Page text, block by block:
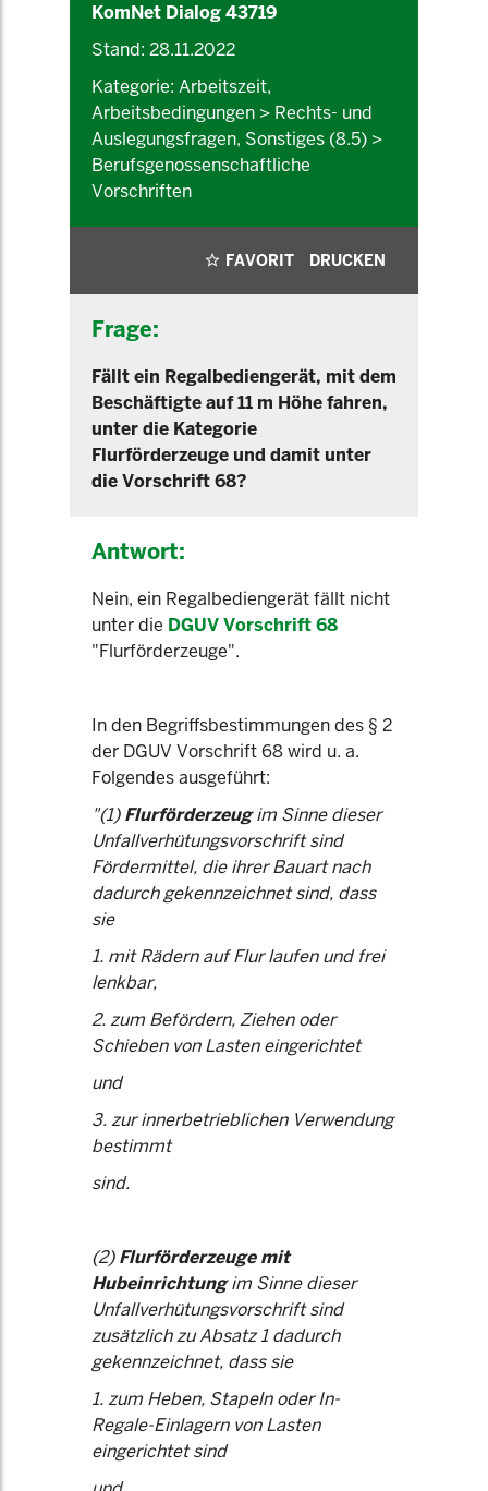
KomNet Dialog 43719
Stand: 28.11.2022
Kategorie: Arbeitszeit,
Arbeitsbedingungen > Rechts- und
Auslegungsfragen, Sonstiges (8.5) >
Berufsgenossenschaftliche
Vorschriften
FAVORIT DRUCKEN
Frage:
Fällt ein Regalbediengerät, mit dem
Beschäftigte auf 11 m Höhe fahren,
unter die Kategorie
Flurförderzeuge und damit unter
die Vorschrift 68?
Antwort:
Nein, ein Regalbediengerät fällt nicht
unter die DGUV Vorschrift 68
"Flurförderzeuge".
In den Begriffsbestimmungen des § 2
der DGUV Vorschrift 68 wird u. a.
Folgendes ausgeführt:
"(1)Flurförderzeugim Sinne dieser
Unfallverhütungsvorschrift sind
Fördermittel, die ihrer Bauart nach
dadurch gekennzeichnet sind, dass
sie
1. mit Rädern auf Flur laufen und frei
lenkbar,
2. zum Befördern, Ziehen oder
Schieben von Lasten eingerichtet
und
3. zur innerbetrieblichen Verwendung
bestimmt
sind.
(2)Flurförderzeuge mit
Hubeinrichtungim Sinne dieser
Unfallverhütungsvorschrift sind
zusätzlich zu Absatz 1 dadurch
gekennzeichnet, dass sie
1. zum Heben, Stapeln oder In-
Regale-Einlagern von Lasten
eingerichtet sind